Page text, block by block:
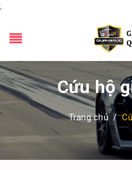
;
Cứu hộ
Trang chủ /